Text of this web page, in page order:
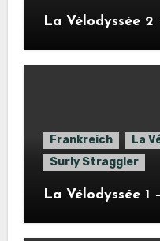
La Vélodyssée 2
Frankreich La
Surly Straggler
La Vélodyssée